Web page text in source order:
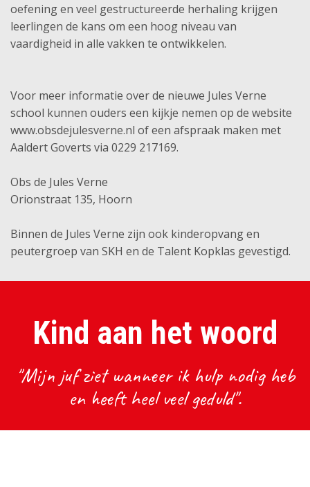
oefening en veel gestructureerde herhaling krijgen
leerlingen de kans om een hoog niveau van
vaardigheid in alle vakken te ontwikkelen.
Voor meer informatie over de nieuwe Jules Verne
school kunnen ouders een kijkje nemen op de website
www.obsdejulesverne.nl of een afspraak maken met
Aaldert Goverts via 0229 217169.
Obs de Jules Verne
Orionstraat 135, Hoorn
Binnen de Jules Verne zijn ook kinderopvang en
peutergroep van SKH en de Talent Kopklas gevestigd.
Kind aan het woord
"Mijn juf ziet wanneer ik hulp nodig heb
en heeft heel veel geduld".